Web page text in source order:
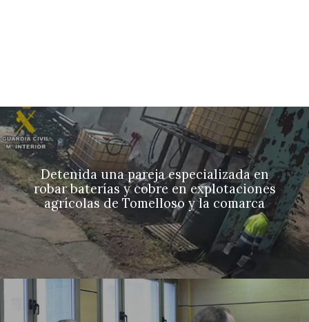
Detenida una pareja especializada en
robar baterías y cobre en explotaciones
agrícolas de Tomelloso y la comarca